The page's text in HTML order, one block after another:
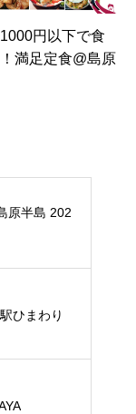
円以下で食
満足定食@島原
原半島 202
ひまわり